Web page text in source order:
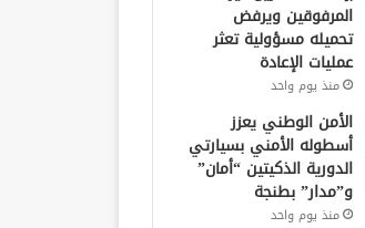
المرفوقين ويرفض
تحميله مسؤولية تعثر
عمليات الإعادة
منذ يوم واحد
الأمن الوطني يعزز
أسطوله الأمني بسيارتي
الدورية الذكيتين “أمان”
و”مدار” بطنجة
منذ يوم واحد